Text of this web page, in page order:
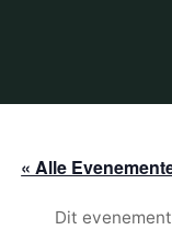
« Alle
Dit